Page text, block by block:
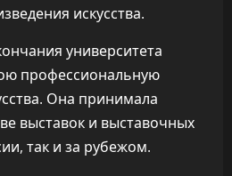
искусства.
университета
профессиональную
Она принимала
выставок и выставочных
так и за рубежом.